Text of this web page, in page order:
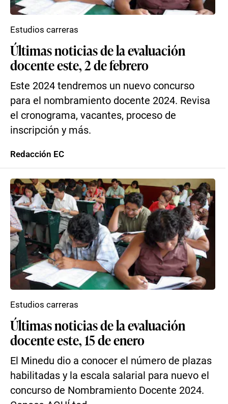
Últimas noticias de la evaluación
docente este, 2 de febrero
Este 2024 tendremos un nuevo concurso
para el nombramiento docente 2024. Revisa
el cronograma, vacantes, proceso de
inscripción y más.
Estudios carreras
Redacción EC
Últimas noticias de la evaluación
docente este, 15 de enero
El Minedu dio a conocer el número de plazas
habilitadas y la escala salarial para nuevo el
concurso de Nombramiento Docente 2024.
Estudios carreras